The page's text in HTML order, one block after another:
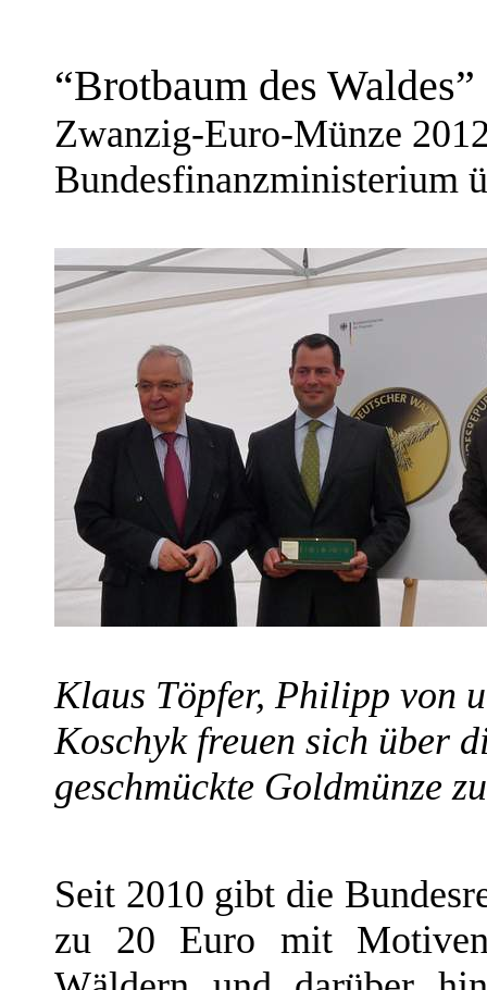
“Brotbaum des
Zwanzig-Euro-Münze
Bundesfinanzministerium
Klaus Töpfer, Philipp von
Koschyk freuen sich über
geschmückte Goldmünze
Seit 2010 gibt die
zu 20 Euro mit